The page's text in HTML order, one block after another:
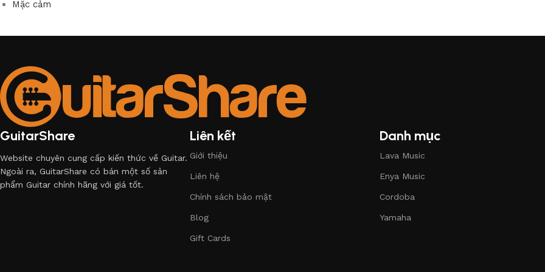
Mặc cảm
GuitarShare
Website chuyên cung cấp kiến thức về Guitar.
Ngoài ra, GuitarShare có bán một số sản
phẩm Guitar chính hãng với giá tốt.
Liên kết
Giới thiệu
Liên hệ
Chính sách bảo mật
Blog
Gift Cards
Danh mục
Lava Music
Enya Music
Cordoba
Yamaha